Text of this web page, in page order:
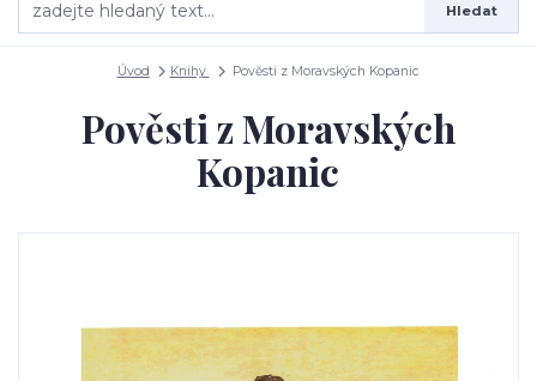
Hledat
Úvod Knihy Pověsti z Moravských Kopanic
Pověsti z Moravských
Kopanic